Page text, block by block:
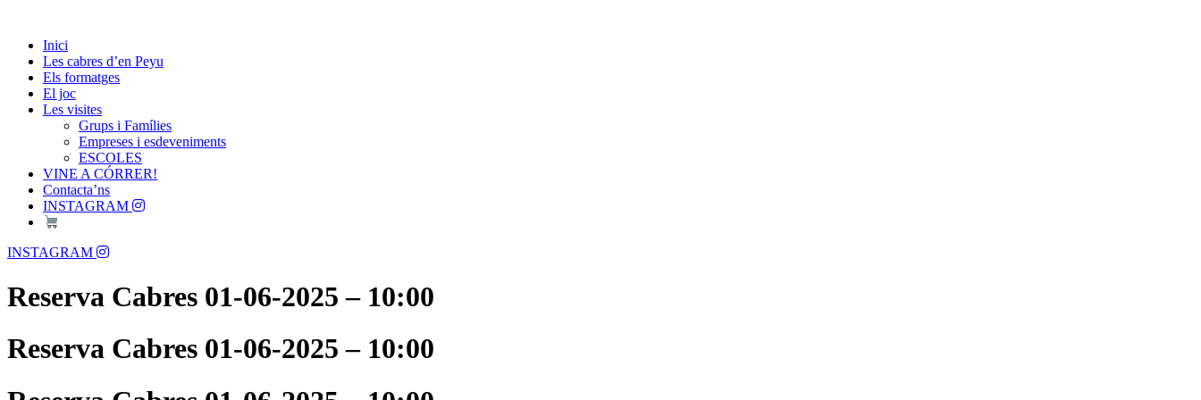
content
Les Cabres d'en Peyu
Inici
Les cabres d’en Peyu
Els formatges
El joc
Les visites
Grups i Famílies
Empreses i esdeveniments
ESCOLES
VINE A CÓRRER!
Contacta’ns
INSTAGRAM
Menu
INSTAGRAM
Reserva Cabres 01-06-2025 – 10:00
Reserva Cabres 01-06-2025 – 10:00